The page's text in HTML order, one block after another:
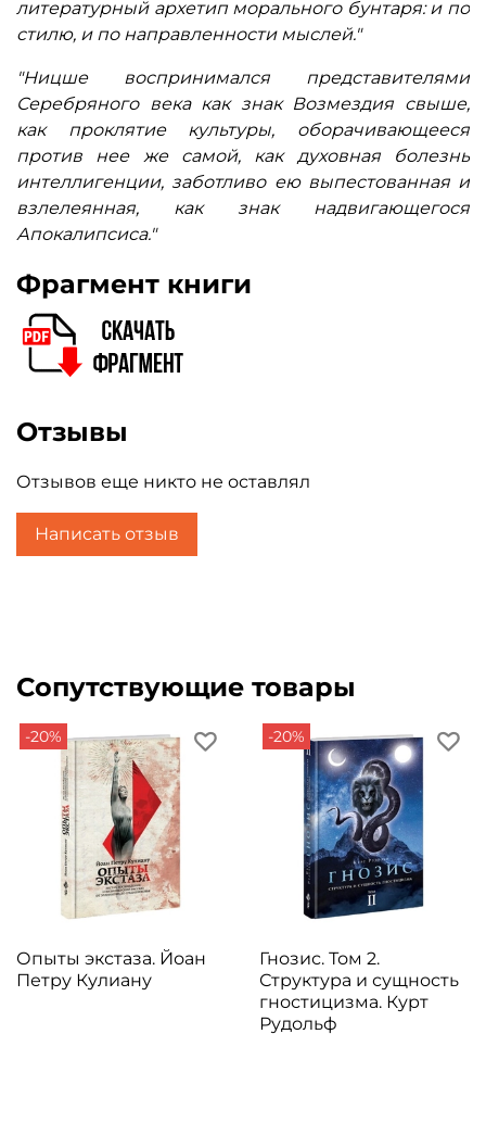
литературный архетип морального бунтаря: и по
стилю, и по направленности мыслей."
"Ницше воспринимался представителями
Серебряного века как знак Возмездия свыше,
как проклятие культуры, оборачивающееся
против нее же самой, как духовная болезнь
интеллигенции, заботливо ею выпестованная и
взлелеянная, как знак надвигающегося
Апокалипсиса."
Фрагмент книги
Отзывы
Отзывов еще никто не оставлял
Написать отзыв
Сопутствующие товары
-20%
Опыты экстаза. Йоан
Петру Кулиану
-20%
Гнозис. Том 2.
Структура и сущность
гностицизма. Курт
Рудольф